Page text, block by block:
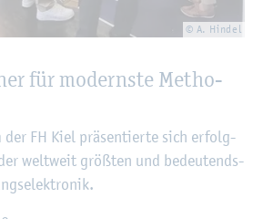
© A. Hin­del
für mo­derns­te Me­tho­
der FH Kiel prä­sen­tier­te sich er­folg­
welt­weit grö­ß­ten und be­deu­tends­